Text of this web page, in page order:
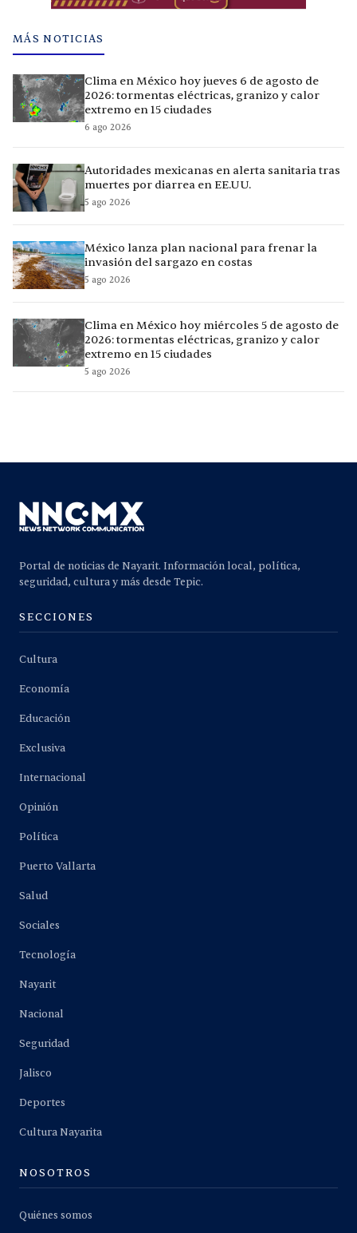
MÁS NOTICIAS
Clima en México hoy jueves 6 de agosto de
2026: tormentas eléctricas, granizo y calor
extremo en 15 ciudades
6 ago 2026
Autoridades mexicanas en alerta sanitaria tras
muertes por diarrea en EE.UU.
5 ago 2026
México lanza plan nacional para frenar la
invasión del sargazo en costas
5 ago 2026
Clima en México hoy miércoles 5 de agosto de
2026: tormentas eléctricas, granizo y calor
extremo en 15 ciudades
5 ago 2026
Portal de noticias de Nayarit. Información local, política,
seguridad, cultura y más desde Tepic.
SECCIONES
Cultura
Economía
Educación
Exclusiva
Internacional
Opinión
Política
Puerto Vallarta
Salud
Sociales
Tecnología
Nayarit
Nacional
Seguridad
Jalisco
Deportes
Cultura Nayarita
NOSOTROS
Quiénes somos